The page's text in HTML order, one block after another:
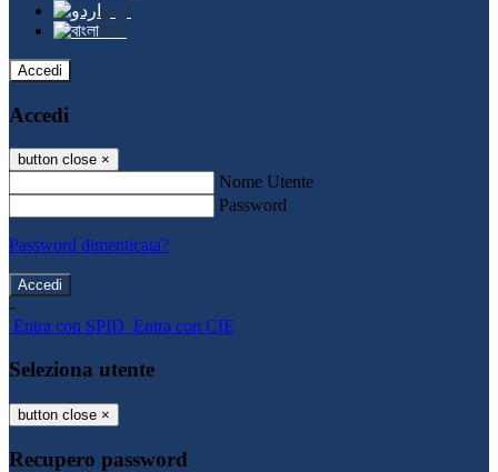
اردو
বাংলা
Accedi
Accedi
button close ×
Nome Utente
Password
Password dimenticata?
-
Entra con SPID Entra con CIE
Seleziona utente
button close ×
Recupero password